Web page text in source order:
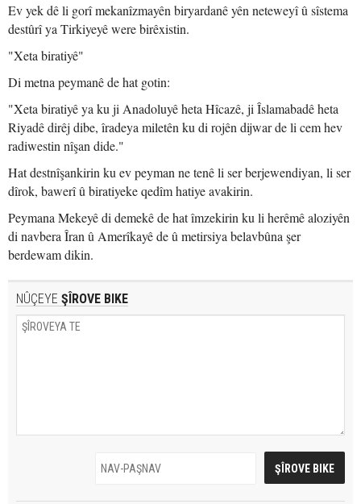
Ev yek dê li gorî mekanîzmayên biryardanê yên neteweyî û sîstema
destûrî ya Tirkiyeyê were birêxistin.
"Xeta biratiyê"
Di metna peymanê de hat gotin:
"Xeta biratiyê ya ku ji Anadoluyê heta Hîcazê, ji Îslamabadê heta
Riyadê dirêj dibe, îradeya miletên ku di rojên dijwar de li cem hev
radiwestin nîşan dide."
Hat destnîşankirin ku ev peyman ne tenê li ser berjewendiyan, li ser
dîrok, bawerî û biratiyeke qedîm hatiye avakirin.
Peymana Mekeyê di demekê de hat îmzekirin ku li herêmê aloziyên
di navbera Îran û Amerîkayê de û metirsiya belavbûna şer
berdewam dikin.
NÛÇEYE ŞÎROVE BIKE